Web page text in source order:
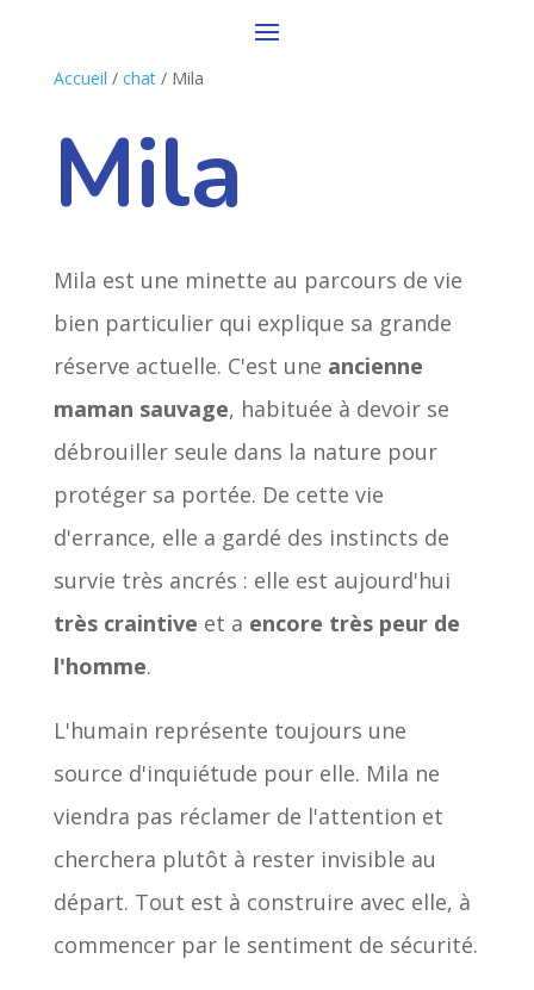
Accueil / chat/ Mila
Mila
Mila est une minette au parcours de vie
bien particulier qui explique sa grande
réserve actuelle. C'est une ancienne
maman sauvage, habituée à devoir se
débrouiller seule dans la nature pour
protéger sa portée. De cette vie
d'errance, elle a gardé des instincts de
survie très ancrés : elle est aujourd'hui
très craintive et a encore très peur de
l'homme.
L'humain représente toujours une
source d'inquiétude pour elle. Mila ne
viendra pas réclamer de l'attention et
cherchera plutôt à rester invisible au
départ. Tout est à construire avec elle, à
commencer par le sentiment de sécurité.